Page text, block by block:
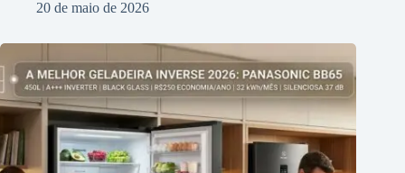
20 de maio de 2026